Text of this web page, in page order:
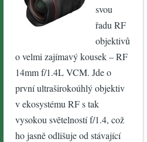
svou
řadu RF
objektivů
o velmi zajímavý kousek – RF
14mm f/1.4L VCM. Jde o
první ultraširokoúhlý objektiv
v ekosystému RF s tak
vysokou světelností f/1.4, což
ho jasně odlišuje od stávající
přihlásíte
, získáte
komento
vat,
vkládat
fotografi
e ,
nahlížet